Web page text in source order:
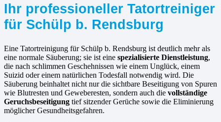
Ihr professioneller Tatortreiniger
für Schülp b. Rendsburg
Eine Tatortreinigung für Schülp b. Rendsburg ist deutlich mehr als
eine normale Säuberung; sie ist eine spezialisierte Dienstleistung,
die nach schlimmen Geschehnissen wie einem Unglück, einem
Suizid oder einem natürlichen Todesfall notwendig wird. Die
Säuberung beinhaltet nicht nur die sichtbare Beseitigung von Spuren
wie Blutresten und Geweberesten, sondern auch die vollständige
Geruchsbeseitigung tief sitzender Gerüche sowie die Eliminierung
möglicher Gesundheitsgefahren.